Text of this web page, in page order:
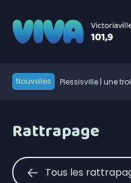
Nouvelles
Plessisville | une
Victoriaville Fenergic
Natural Forces
dans Lanaudière
Une belle
Rattrapage
Tous les